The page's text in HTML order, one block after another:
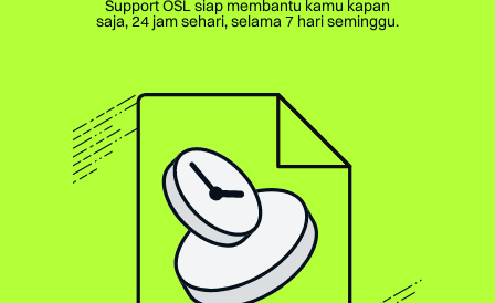
Support OSL siap membantu kamu kapan
saja, 24 jam sehari, selama 7 hari seminggu.